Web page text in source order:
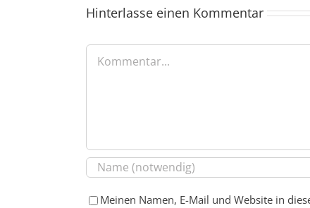
Hinterlasse einen Kommentar
Kommentar
Meinen Namen, E-Mail und Website in